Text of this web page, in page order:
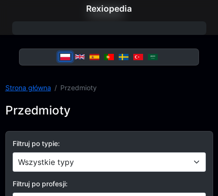
Rexiopedia
Strona główna Przedmioty
Przedmioty
Filtruj po typie:
Filtruj po profesji:
W górę